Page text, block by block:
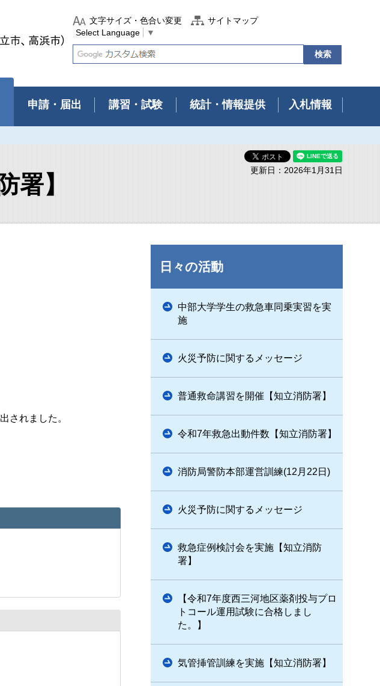
文字サイズ・色合い変更
サイトマップ
Select Language
▼
申請・届出 講習・試験 統計・情報提供 入札情報
署】
更新日：2026年1月31日
されました。
日々の活動
中部大学学生の救急車同乗実習を実
施
火災予防に関するメッセージ
普通救命講習を開催【知立消防署】
令和7年救急出動件数【知立消防署】
消防局警防本部運営訓練(12月22日)
火災予防に関するメッセージ
救急症例検討会を実施【知立消防
署】
【令和7年度西三河地区薬剤投与プロ
トコール運用試験に合格しまし
た。】
気管挿管訓練を実施【知立消防署】